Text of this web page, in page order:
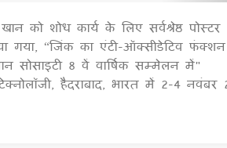
16
को शोध कार्य के लिए सर्वश्रेष्ठ पोस्टर
गया, “जिंक का एंटी-ऑक्सीडेटिव फंक्शन
सोसाइटी 8 वें वार्षिक सम्मेलन में"
हैदराबाद, भारत में 2-4 नवंबर